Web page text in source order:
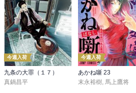
今週入荷
九条の大罪（１７）
真鍋昌平
今週入荷
あかね噺 23
末永裕樹 馬上鷹将